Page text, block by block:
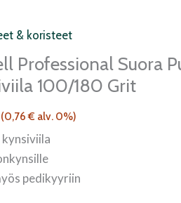
& koristeet
Professional Suora
100/180 Grit
(0,76€ alv. 0%)
kynsiviila
pedikyyriin